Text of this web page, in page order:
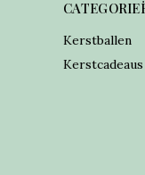
Kerstballen
Kerstcadeaus